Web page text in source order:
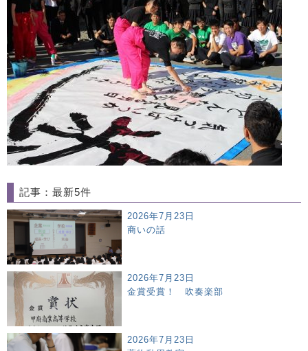
記事：最新5件
2026年7月23日
商いの話
2026年7月23日
金賞受賞！ 吹奏楽部
2026年7月23日